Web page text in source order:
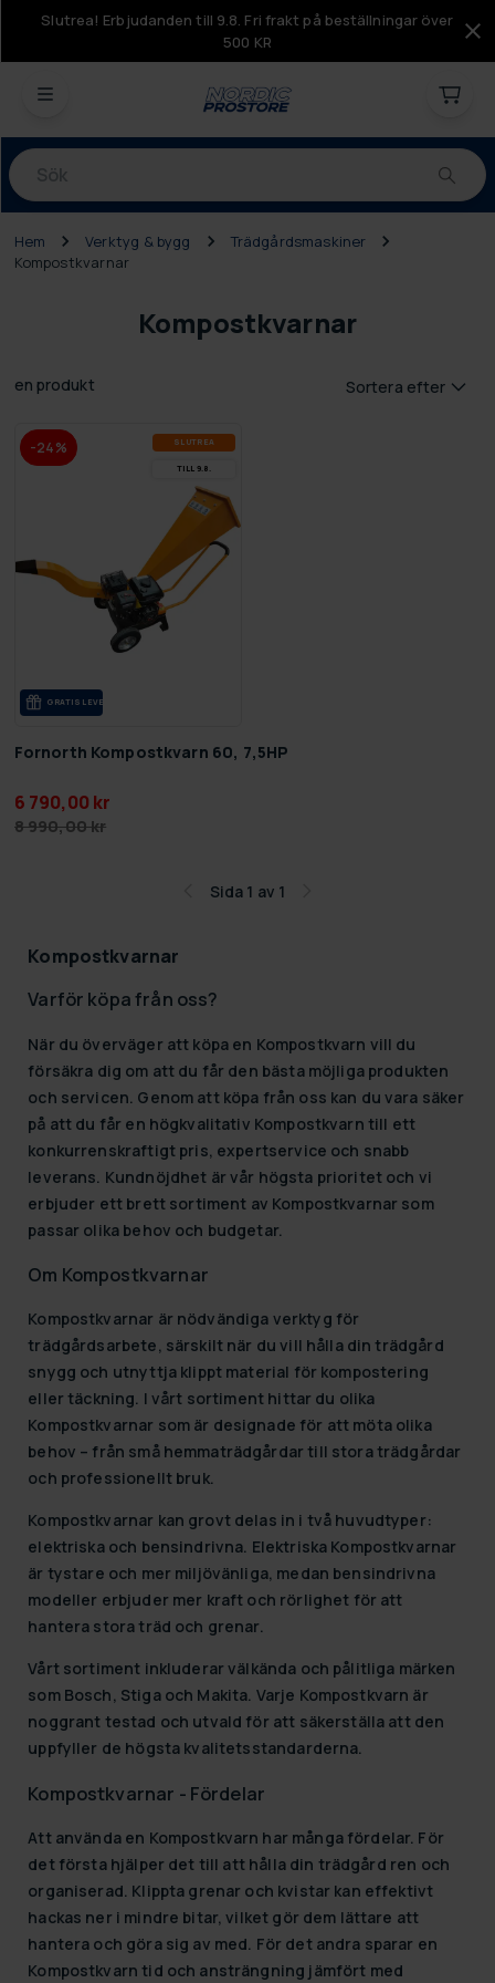
Slutrea! Erbjudanden till 9.8. Fri frakt på beställningar över
500 KR
Produkter
Hem Verktyg & bygg
Trädgårdsmaskiner
Kompostkvarnar
Kompostkvarnar
en produkt Sortera efter
-24% SLUT­REA
TILL 9.8.
GRA­TIS LE­VE­RANS
Fornorth Kompostkvarn 60, 7,5HP
6 790,00 kr
8 990,00 kr
Sida 1 av 1
Kompostkvarnar
Varför köpa från oss?
När du överväger att köpa en Kompostkvarn vill du
försäkra dig om att du får den bästa möjliga produkten
och servicen. Genom att köpa från oss kan du vara säker
på att du får en högkvalitativ Kompostkvarn till ett
konkurrenskraftigt pris, expertservice och snabb
leverans. Kundnöjdhet är vår högsta prioritet och vi
erbjuder ett brett sortiment av Kompostkvarnar som
passar olika behov och budgetar.
Om Kompostkvarnar
Kompostkvarnar är nödvändiga verktyg för
trädgårdsarbete, särskilt när du vill hålla din trädgård
snygg och utnyttja klippt material för kompostering
eller täckning. I vårt sortiment hittar du olika
Kompostkvarnar som är designade för att möta olika
behov – från små hemmaträdgårdar till stora trädgårdar
och professionellt bruk.
Kompostkvarnar kan grovt delas in i två huvudtyper:
elektriska och bensindrivna. Elektriska Kompostkvarnar
är tystare och mer miljövänliga, medan bensindrivna
modeller erbjuder mer kraft och rörlighet för att
hantera stora träd och grenar.
Vårt sortiment inkluderar välkända och pålitliga märken
som Bosch, Stiga och Makita. Varje Kompostkvarn är
noggrant testad och utvald för att säkerställa att den
uppfyller de högsta kvalitetsstandarderna.
Kompostkvarnar - Fördelar
Att använda en Kompostkvarn har många fördelar. För
det första hjälper det till att hålla din trädgård ren och
organiserad. Klippta grenar och kvistar kan effektivt
hackas ner i mindre bitar, vilket gör dem lättare att
hantera och göra sig av med. För det andra sparar en
Kompostkvarn tid och ansträngning jämfört med